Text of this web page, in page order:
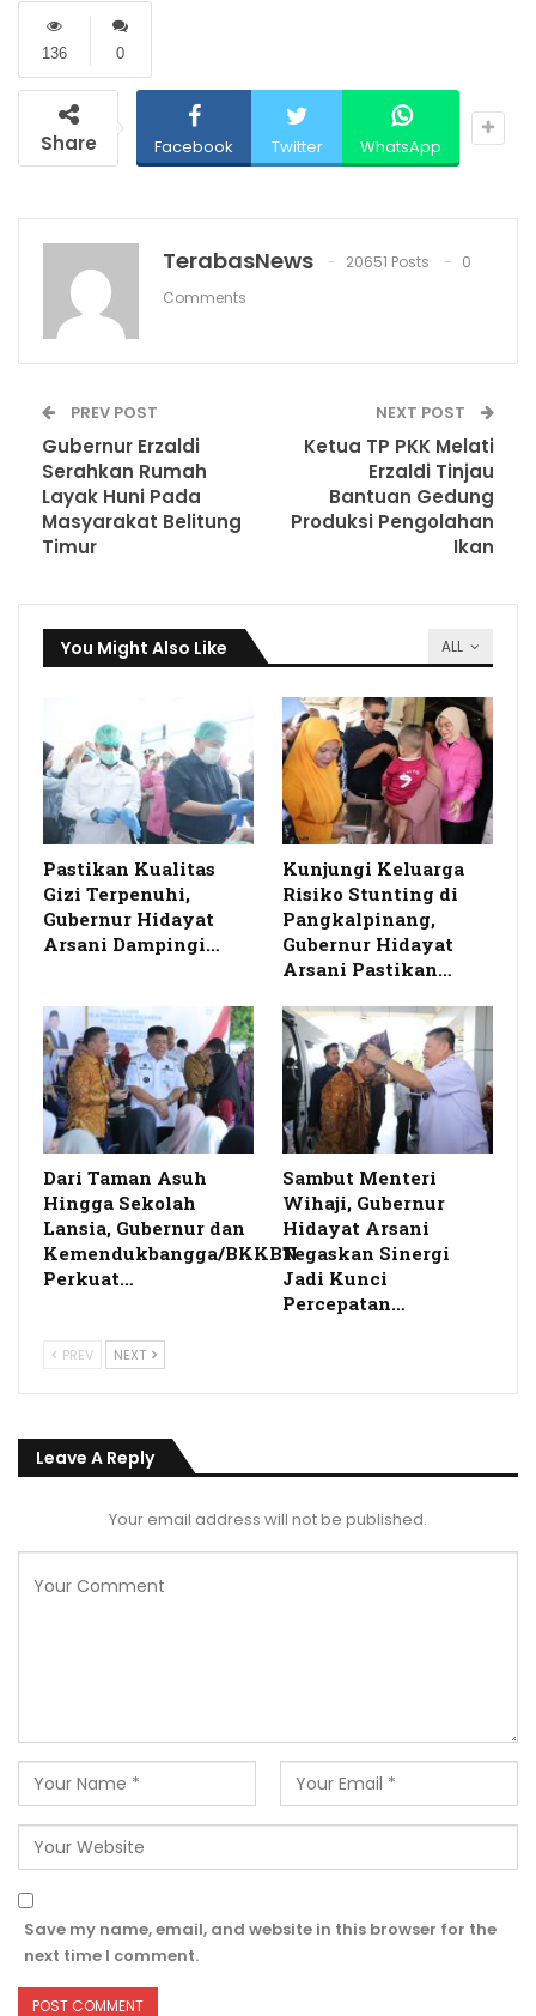
0
136
Share Facebook Twitter WhatsApp
TerabasNews 20651 Posts
0
Comments
PREV POST
Gubernur Erzaldi
Serahkan Rumah
Layak Huni Pada
Masyarakat Belitung
Timur
NEXT POST
Ketua TP PKK Melati
Erzaldi Tinjau
Bantuan Gedung
Produksi Pengolahan
Ikan
ALL
You Might Also Like
Pastikan Kualitas
Gizi Terpenuhi,
Gubernur Hidayat
Arsani Dampingi…
Kunjungi Keluarga
Risiko Stunting di
Pangkalpinang,
Gubernur Hidayat
Arsani Pastikan…
Dari Taman Asuh
Hingga Sekolah
Lansia, Gubernur dan
Kemendukbangga/BKKBN
Perkuat…
Sambut Menteri
Wihaji, Gubernur
Hidayat Arsani
Tegaskan Sinergi
Jadi Kunci
Percepatan…
PREV NEXT
Leave A Reply
Your email address will not be published.
Save my name, email, and website in this browser for the
next time I comment.